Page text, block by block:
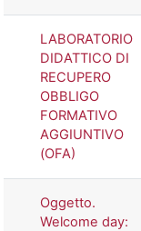
LABORATORIO
DIDATTICO DI
RECUPERO
OBBLIGO
FORMATIVO
AGGIUNTIVO
(OFA)
Oggetto.
Welcome day: